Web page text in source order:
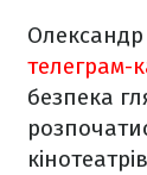
телеграм-
безпека